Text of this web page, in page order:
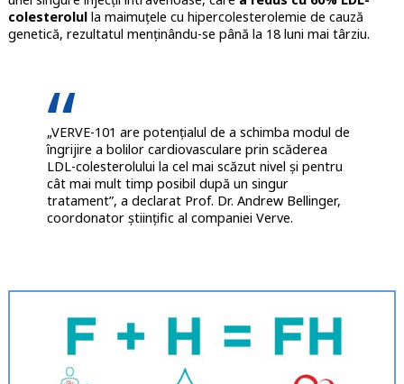
colesterolulla maimuțele cu hipercolesterolemie de cauză
genetică, rezultatul menținându-se până la 18 luni mai târziu.
„VERVE-101 are potențialul de a schimba modul de
îngrijire a bolilor cardiovasculare prin scăderea
LDL-colesterolului la cel mai scăzut nivel și pentru
cât mai mult timp posibil după un singur
tratament”, a declarat Prof. Dr. Andrew Bellinger,
coordonator științific al companiei Verve.